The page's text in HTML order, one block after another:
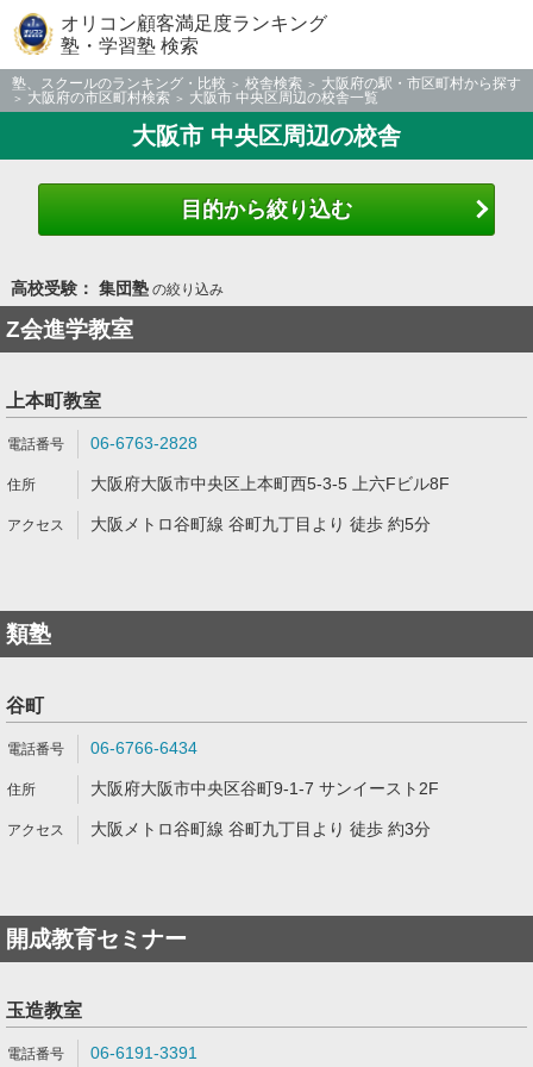
オリコン顧客満足度ランキング
塾・学習塾 検索
塾、スクールのランキング・比較 校舎検索
大阪府の駅・市区町村から探す
大阪府の市区町村検索
大阪市 中央区周辺の校舎一覧
大阪市 中央区周辺の校舎
目的から絞り込む
高校受験： 集団塾の絞り込み
Z会進学教室
上本町教室
06-6763-2828
大阪府大阪市中央区上本町西5-3-5 上六Fビル8F
大阪メトロ谷町線 谷町九丁目より 徒歩 約5分
類塾
谷町
06-6766-6434
大阪府大阪市中央区谷町9-1-7 サンイースト2F
大阪メトロ谷町線 谷町九丁目より 徒歩 約3分
開成教育セミナー
玉造教室
06-6191-3391